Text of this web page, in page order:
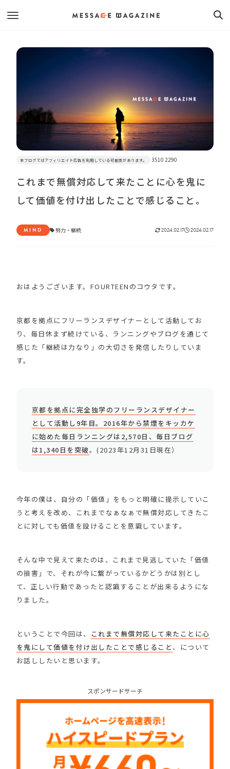
本ブログではアフィリエイト広告を利用している可能性があります。 3510 2290
これまで無償対応して来たことに心を鬼に
して価値を付け出したことで感じること。
MIND 努力・ 継続 2024.02.17 2024.02.17
おはようございます。FOURTEENのコウタです。
京都を拠点にフリーランスデザイナーとして活動してお
り、毎日休まず続けている、ランニングやブログを通じて
感じた「継続は力なり」の大切さを発信したりしていま
す。
京都を拠点に完全独学のフリーランスデザイナー
として活動し9年目。2016年から禁煙をキッカケ
に始めた毎日ランニングは2,570日、毎日ブログ
は1,340日を突破。(2023年12月31日現在）
今年の僕は、自分の「価値」をもっと明確に提示していこ
うと考えを改め、これまでなぁなぁで無償対応してきたこ
とに対しても価値を設けることを意識しています。
そんな中で見えて来たのは、これまで見逃していた「価値
の損害」で、それが今に繋がっているかどうかは別とし
て、正しい行動であったと認識することが出来るようにな
りました。
ということで今回は、
これまで無償対応して来たことに心
を鬼にして価値を付け出したことで感じること 、について
お話ししたいと思います。
スポンサードサーチ